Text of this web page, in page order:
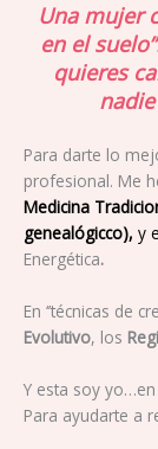
Una mujer
en el
quieres
Para darte lo
profesional. Me
Medicina
genealógicco), y
Energética.
En ‘’técnicas de
Evolutivo, los
Y esta soy
Para ayudarte a